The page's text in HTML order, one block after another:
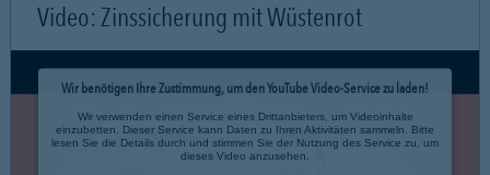
Video: Zinssicherung mit Wüstenrot
Wir benötigen Ihre Zustimmung, um den YouTube Video-Service zu laden!
Wir verwenden einen Service eines Drittanbieters, um Videoinhalte
einzubetten. Dieser Service kann Daten zu Ihren Aktivitäten sammeln. Bitte
lesen Sie die Details durch und stimmen Sie der Nutzung des Service zu, um
dieses Video anzusehen.